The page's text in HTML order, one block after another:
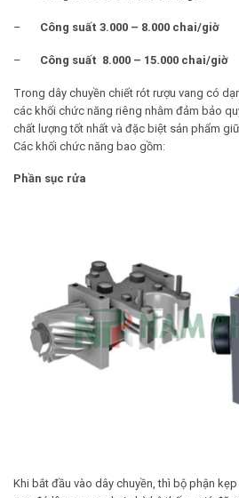
– Công suất 3.000 – 8.000 chai/giờ
– Công suất 8.000 – 15.000 chai/giờ
Trong dây chuyền chiết rót rượu vang có
các khối chức năng riêng nhằm đảm bảo
chất lượng tốt nhất và đặc biệt sản phẩm
Các khối chức năng bao gồm:
Phần sục rửa
Khi bắt đầu vào dây chuyền, thì bộ phận